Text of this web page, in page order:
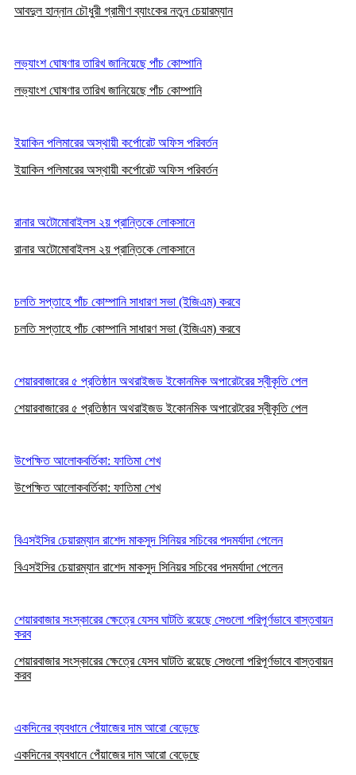
আবদুল হান্নান চৌধুরী গ্রামীণ ব্যাংকের নতুন চেয়ারম্যান
লভ্যাংশ ঘোষণার তারিখ জানিয়েছে পাঁচ কোম্পানি
লভ্যাংশ ঘোষণার তারিখ জানিয়েছে পাঁচ কোম্পানি
ইয়াকিন পলিমারের অস্থায়ী কর্পোরেট অফিস পরিবর্তন
ইয়াকিন পলিমারের অস্থায়ী কর্পোরেট অফিস পরিবর্তন
রানার অটোমোবাইলস ২য় প্রান্তিকে লোকসানে
রানার অটোমোবাইলস ২য় প্রান্তিকে লোকসানে
চলতি সপ্তাহে পাঁচ কোম্পানি সাধারণ সভা (ইজিএম) করবে
চলতি সপ্তাহে পাঁচ কোম্পানি সাধারণ সভা (ইজিএম) করবে
শেয়ারবাজারের ৫ প্রতিষ্ঠান অথরাইজড ইকোনমিক অপারেটরের স্বীকৃতি পেল
শেয়ারবাজারের ৫ প্রতিষ্ঠান অথরাইজড ইকোনমিক অপারেটরের স্বীকৃতি পেল
উপেক্ষিত আলোকবর্তিকা: ফাতিমা শেখ
উপেক্ষিত আলোকবর্তিকা: ফাতিমা শেখ
বিএসইসির চেয়ারম্যান রাশেদ মাকসুদ সিনিয়র সচিবের পদমর্যাদা পেলেন
বিএসইসির চেয়ারম্যান রাশেদ মাকসুদ সিনিয়র সচিবের পদমর্যাদা পেলেন
শেয়ারবাজার সংস্কারের ক্ষেত্রে যেসব ঘাটতি রয়েছে সেগুলো পরিপূর্ণভাবে বাস্তবায়ন
করব
শেয়ারবাজার সংস্কারের ক্ষেত্রে যেসব ঘাটতি রয়েছে সেগুলো পরিপূর্ণভাবে বাস্তবায়ন
করব
একদিনের ব্যবধানে পেঁয়াজের দাম আরো বেড়েছে
একদিনের ব্যবধানে পেঁয়াজের দাম আরো বেড়েছে